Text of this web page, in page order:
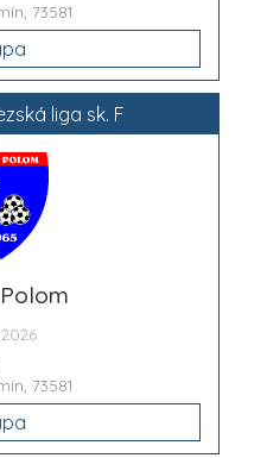
73581
liga sk. F
73581